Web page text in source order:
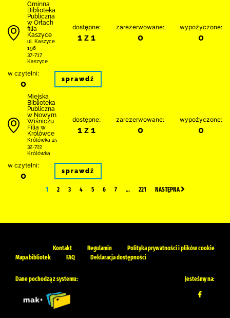
Gminna
Biblioteka
Publiczna
w Orłach
filia
Kaszyce
ul. Kaszyce
196
37-717
Kaszyce
dostępne:
1 z 1
zarezerwowane:
0
wypożyczone:
0
w czytelni:
0 sprawdź
Miejska
Biblioteka
Publiczna
w Nowym
Wiśniczu
Filia w
Królówce
Królówka 25
32-722
Królówka
dostępne:
1 z 1
zarezerwowane:
0
wypożyczone:
0
w czytelni:
0 sprawdź
1 2 3 4 5 6 7 … 221 NASTĘPNA
Kontakt Regulamin
Polityka prywatności i plików cookie
Mapa bibliotek
FAQ Deklaracja dostępności
Dane pochodzą z systemu: Jesteśmy na: